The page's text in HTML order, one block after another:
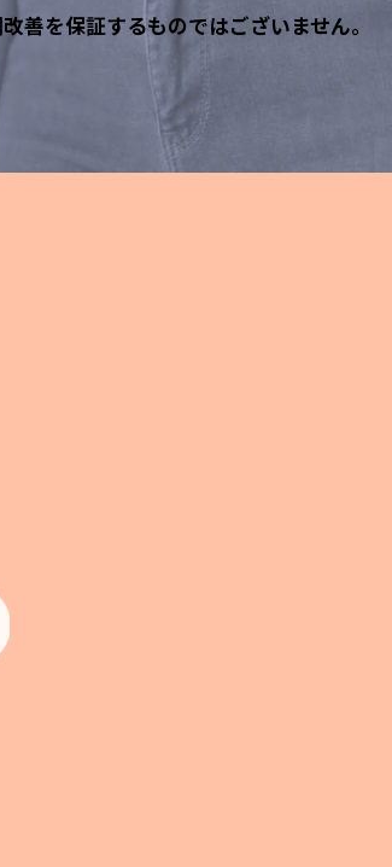
善を保証するものではございません。
ティブになるとは驚きでした。